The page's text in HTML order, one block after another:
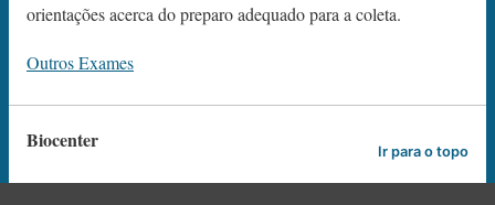
orientações acerca do preparo adequado para a coleta.
Outros Exames
Biocenter Ir para o topo